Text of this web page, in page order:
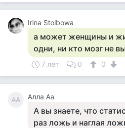
Irina Stolbowa
а может женщины и
одни, ни кто мозг не
7 лет 0 0
АА Алла Аа
А вы знаете, что
раз ложь и наглая